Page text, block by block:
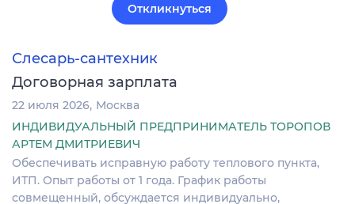
Откликнуться
Слесарь-сантехник
Договорная зарплата
22 июля 2026 Москва
ИНДИВИДУАЛЬНЫЙ ПРЕДПРИНИМАТЕЛЬ ТОРОПОВ
АРТЕМ ДМИТРИЕВИЧ
Обеспечивать исправную работу теплового пункта,
ИТП. Опыт работы от 1 года. График работы
совмещенный, обсуждается индивидуально,